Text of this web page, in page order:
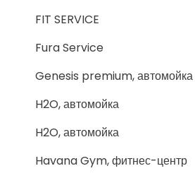
FIT SERVICE
Fura Service
Genesis premium, автомойка
H2O, автомойка
H2O, автомойка
Havana Gym, фитнес-центр